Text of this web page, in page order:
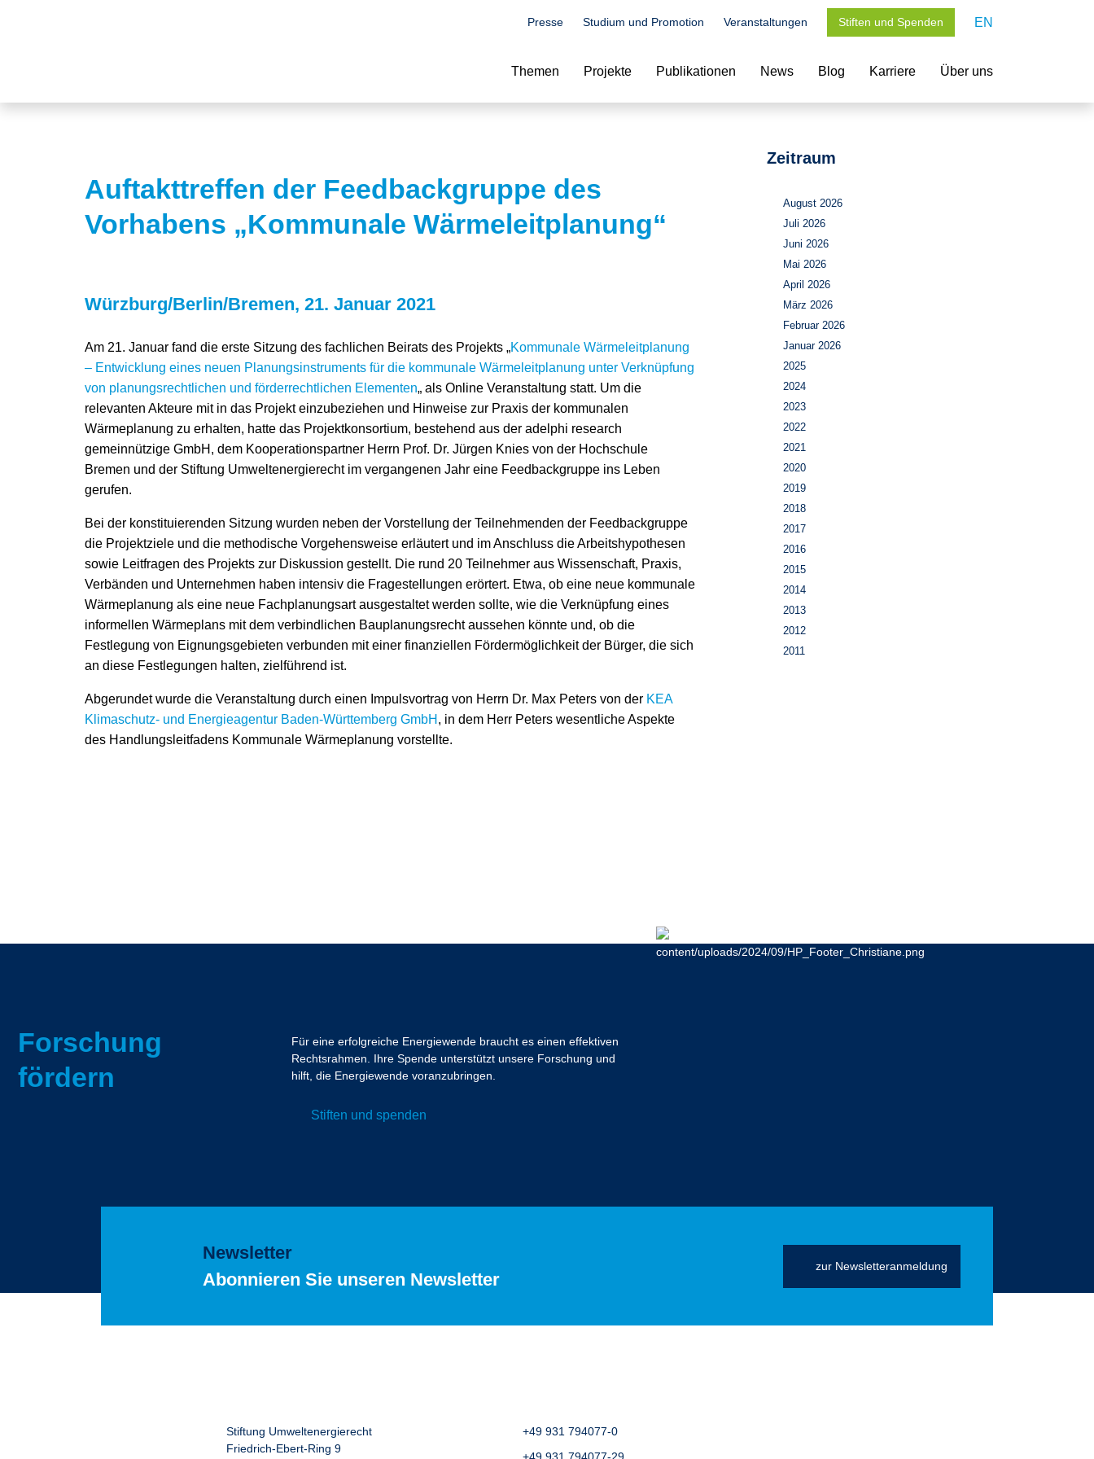
Presse Studium und Promotion Veranstaltungen Stiften und Spenden EN
Themen Projekte Publikationen News Blog Karriere Über uns
Auftakttreffen der Feedbackgruppe des
Vorhabens „Kommunale Wärmeleitplanung“
Würzburg/Berlin/Bremen, 21. Januar 2021
Am 21. Januar fand die erste Sitzung des fachlichen Beirats des Projekts „Kommunale Wärmeleitplanung
– Entwicklung eines neuen Planungsinstruments für die kommunale Wärmeleitplanung unter Verknüpfung
von planungsrechtlichen und förderrechtlichen Elementen„ als Online Veranstaltung statt. Um die
relevanten Akteure mit in das Projekt einzubeziehen und Hinweise zur Praxis der kommunalen
Wärmeplanung zu erhalten, hatte das Projektkonsortium, bestehend aus der adelphi research
gemeinnützige GmbH, dem Kooperationspartner Herrn Prof. Dr. Jürgen Knies von der Hochschule
Bremen und der Stiftung Umweltenergierecht im vergangenen Jahr eine Feedbackgruppe ins Leben
gerufen.
Bei der konstituierenden Sitzung wurden neben der Vorstellung der Teilnehmenden der Feedbackgruppe
die Projektziele und die methodische Vorgehensweise erläutert und im Anschluss die Arbeitshypothesen
sowie Leitfragen des Projekts zur Diskussion gestellt. Die rund 20 Teilnehmer aus Wissenschaft, Praxis,
Verbänden und Unternehmen haben intensiv die Fragestellungen erörtert. Etwa, ob eine neue kommunale
Wärmeplanung als eine neue Fachplanungsart ausgestaltet werden sollte, wie die Verknüpfung eines
informellen Wärmeplans mit dem verbindlichen Bauplanungsrecht aussehen könnte und, ob die
Festlegung von Eignungsgebieten verbunden mit einer finanziellen Fördermöglichkeit der Bürger, die sich
an diese Festlegungen halten, zielführend ist.
Abgerundet wurde die Veranstaltung durch einen Impulsvortrag von Herrn Dr. Max Peters von der KEA
Klimaschutz- und Energieagentur Baden-Württemberg GmbH , in dem Herr Peters wesentliche Aspekte
des Handlungsleitfadens Kommunale Wärmeplanung vorstellte.
Zeitraum
August 2026
Juli 2026
Juni 2026
Mai 2026
April 2026
März 2026
Februar 2026
Januar 2026
2025
2024
2023
2022
2021
2020
2019
2018
2017
2016
2015
2014
2013
2012
2011
Forschung
fördern
Für eine erfolgreiche Energiewende braucht es einen effektiven
Rechtsrahmen. Ihre Spende unterstützt unsere Forschung und
hilft, die Energiewende voranzubringen.
Stiften und spenden
Newsletter
Abonnieren Sie unseren Newsletter
zur Newsletteranmeldung
Stiftung Umweltenergierecht
Friedrich-Ebert-Ring 9
+49 931 794077-0